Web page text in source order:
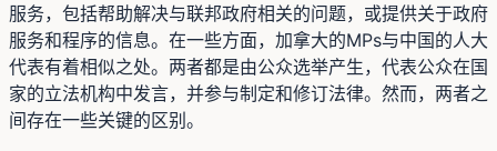
服务，包括帮助解决与联邦政府相关的问题，或提供关于政府
服务和程序的信息。在一些方面，加拿大的MPs与中国的人大
代表有着相似之处。两者都是由公众选举产生，代表公众在国
家的立法机构中发言，并参与制定和修订法律。然而，两者之
间存在一些关键的区别。